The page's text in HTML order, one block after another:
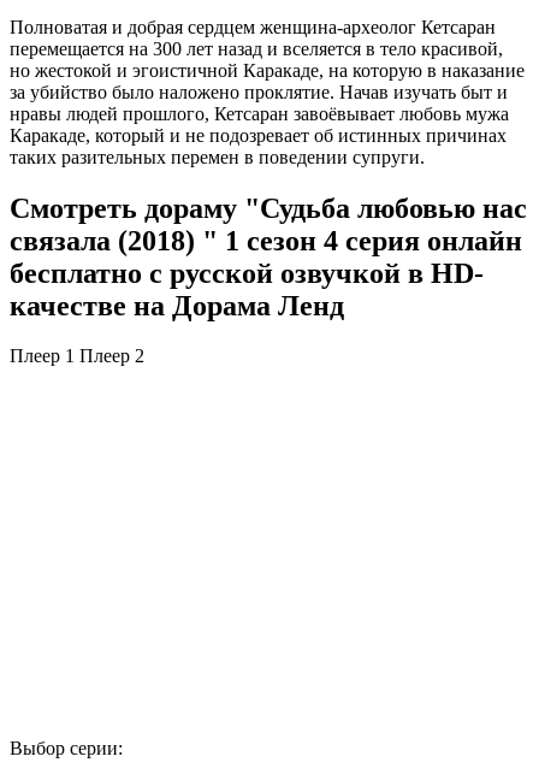
Полноватая и добрая сердцем женщина-археолог Кетсаран
перемещается на 300 лет назад и вселяется в тело красивой,
но жестокой и эгоистичной Каракаде, на которую в наказание
за убийство было наложено проклятие. Начав изучать быт и
нравы людей прошлого, Кетсаран завоёвывает любовь мужа
Каракаде, который и не подозревает об истинных причинах
таких разительных перемен в поведении супруги.
Смотреть дораму "Судьба любовью нас
связала (2018) " 1 сезон 4 серия онлайн
бесплатно с русской озвучкой в HD-
качестве на Дорама Ленд
Плеер 1 Плеер 2
Выбор серии: